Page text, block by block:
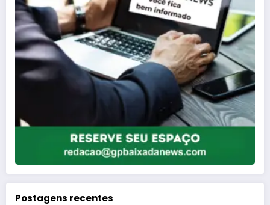
Postagens recentes